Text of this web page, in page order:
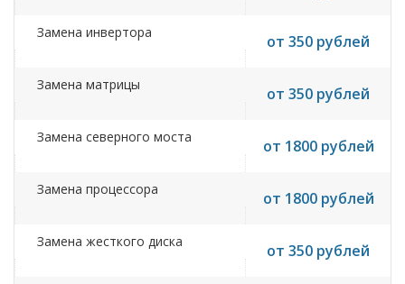
Замена инвертора от 350 рублей
Замена матрицы от 350 рублей
Замена северного моста от 1800 рублей
Замена процессора от 1800 рублей
Замена жесткого диска от 350 рублей